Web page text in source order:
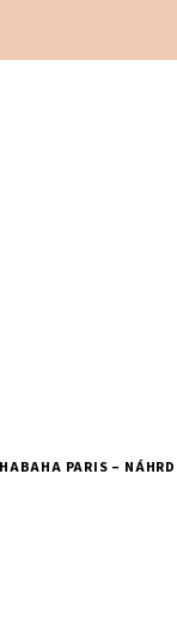
HABAHA PARIS –